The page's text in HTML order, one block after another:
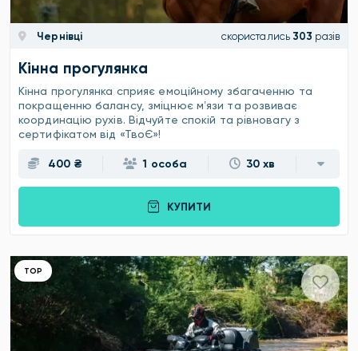
Чернівці скористались 303 разів
Кінна прогулянка
Кінна прогулянка сприяє емоційному збагаченню та
покращенню балансу, зміцнює мʼязи та розвиває
координацію рухів. Відчуйте спокій та рівновагу з
сертифікатом від «ТвоЄ»!
400 ₴ 1 особа 30 хв
КУПИТИ
ТОР